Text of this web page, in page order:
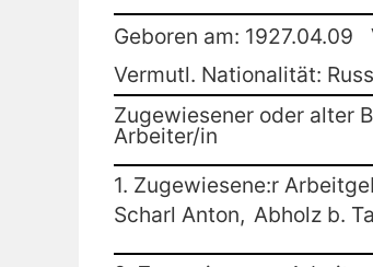
Geboren am: 1927.04.09
Vermutl. Nationalität:
Zugewiesener oder alter
Arbeiter/in
1. Zugewiesene:r
Scharl Anton, Abholz b.